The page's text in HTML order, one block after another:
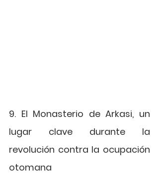
9. El Monasterio de Arkasi, un
lugar clave durante la
revolución contra la ocupación
otomana